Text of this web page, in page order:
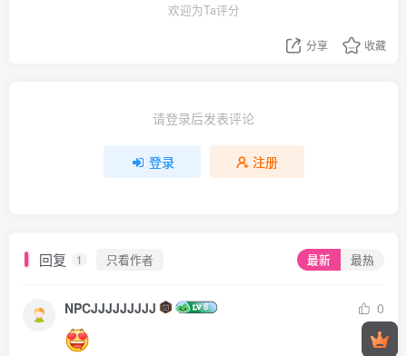
欢迎为Ta评分
分享 收藏
请登录后发表评论
登录 注册
回复 1 只看作者 最新 最热
NPCJJJJJJJJJ 0